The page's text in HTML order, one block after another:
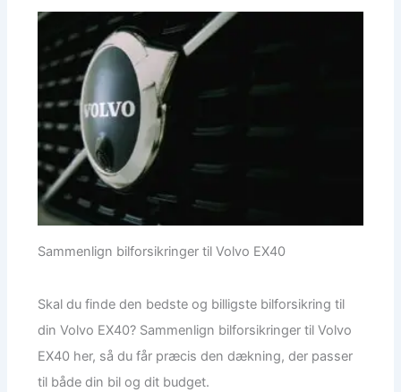
Sammenlign bilforsikringer til Volvo EX40
Skal du finde den bedste og billigste bilforsikring til
din Volvo EX40? Sammenlign bilforsikringer til Volvo
EX40 her, så du får præcis den dækning, der passer
til både din bil og dit budget.